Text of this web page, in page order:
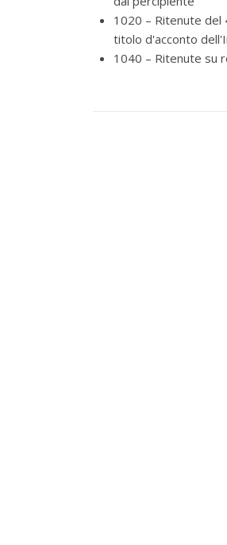
1020 – Ritenute
titolo d'acconto
1040 – Ritenute su